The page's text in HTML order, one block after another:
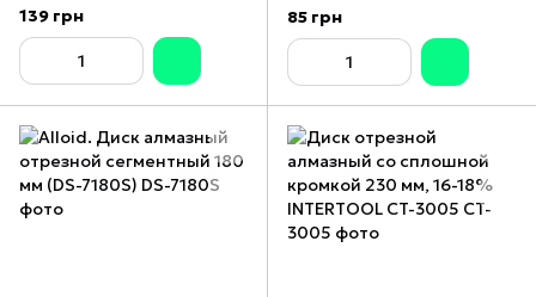
139 грн
85 грн